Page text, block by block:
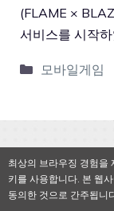
(FLAME ×
서비스를 시작하
모바일게임
최상의 브라우징 경험을
키를 사용합니다. 본 웹
동의한 것으로 간주됩니